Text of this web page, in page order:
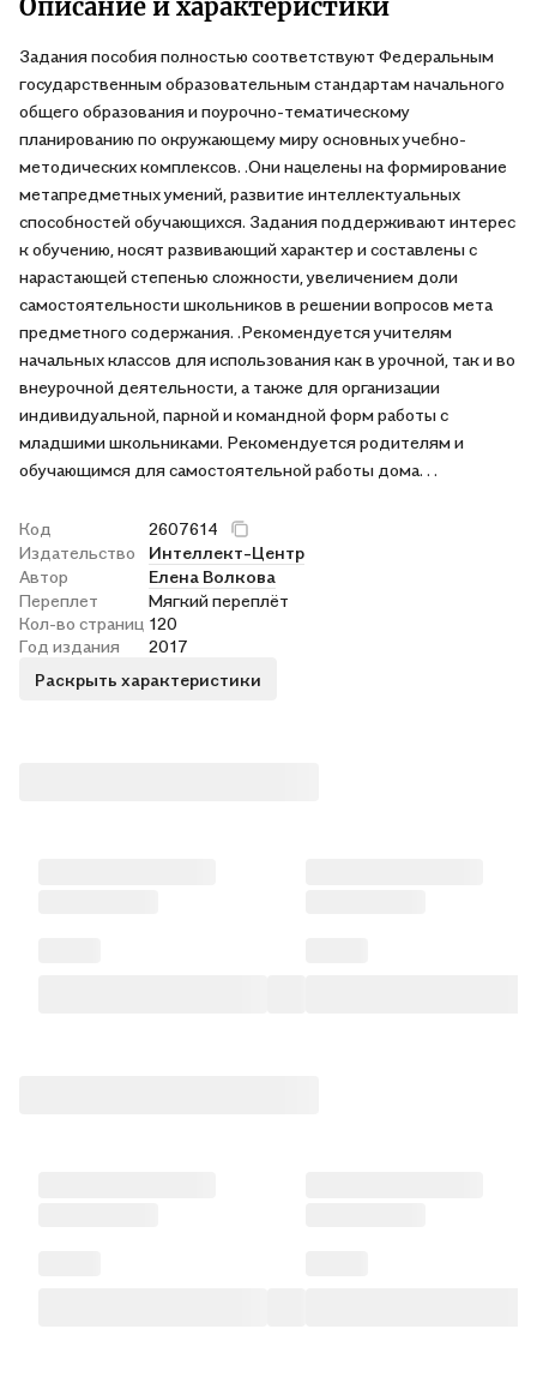
Описание и характеристики
Задания пособия полностью соответствуют Федеральным
государственным образовательным стандартам начального
общего образования и поурочно-тематическому
планированию по окружающему миру основных учебно-
методических комплексов. .Они нацелены на формирование
метапредметных умений, развитие интеллектуальных
способностей обучающихся. Задания поддерживают интерес
к обучению, носят развивающий характер и составлены с
нарастающей степенью сложности, увеличением доли
самостоятельности школьников в решении вопросов мета
предметного содержания. .Рекомендуется учителям
начальных классов для использования как в урочной, так и во
внеурочной деятельности, а также для организации
индивидуальной, парной и командной форм работы с
младшими школьниками. Рекомендуется родителям и
обучающимся для самостоятельной работы дома. . .
Код
2607614
Издательство
Интеллект-Центр
Автор
Елена Волкова
Переплет
Мягкий переплёт
Кол-во страниц 120
Год издания
2017
Раскрыть характеристики